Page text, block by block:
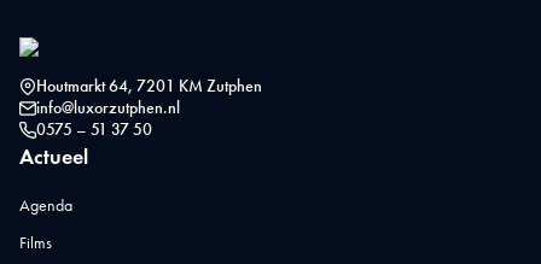
Houtmarkt 64, 7201 KM Zutphen
info@luxorzutphen.nl
0575 – 51 37 50
Actueel
Agenda
Films